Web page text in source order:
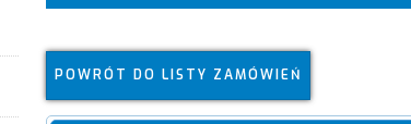
POWRÓT DO LISTY ZAMÓWIEŃ